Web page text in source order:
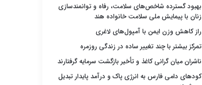
بهبود گسترده شاخص‌های سلامت، رفاه و توانمندسازی
زنان با پیمایش ملی سلامت خانواده هند
راز کاهش وزن ایمن با آمپول‌های لاغری
تمرکز بیشتر با چند تغییر ساده در زندگی روزمره
ناشران میان گرانی کاغذ و تأخیر بازگشت سرمایه گرفتارند
کودهای دامی فارس به انرژی پاک و درآمد پایدار تبدیل